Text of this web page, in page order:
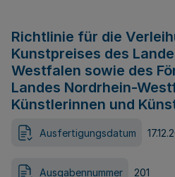
Richtlinie für die
Kunstpreises des
Westfalen sowie des
Landes Nordrhein-
Künstlerinnen und
Ausfertigungsdatum
Ausgabennummer 201